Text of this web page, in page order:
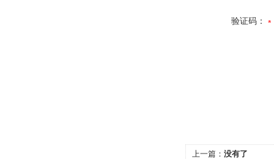
验证码：
上一篇： 没有了